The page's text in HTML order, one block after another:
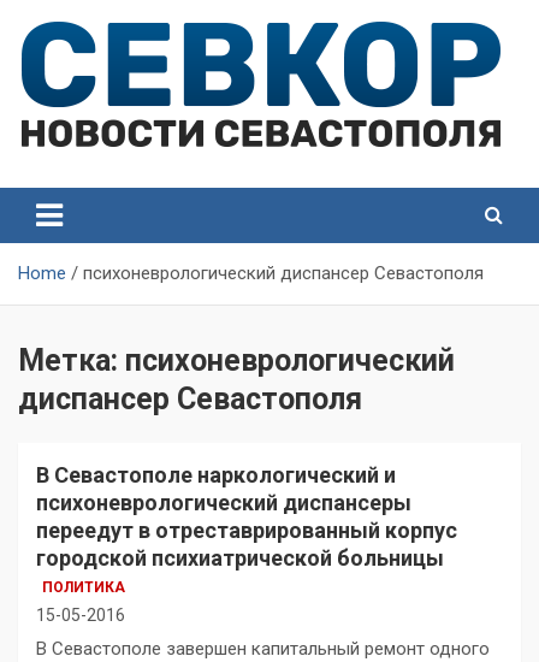
content
Севастополя
Севастополя
Home психоневрологический диспансер Севастополя
Метка: психоневрологический
диспансер Севастополя
В Севастополе наркологический и
психоневрологический диспансеры
переедут в отреставрированный корпус
городской психиатрической больницы
ПОЛИТИКА
15-05-2016
В Севастополе завершен капитальный ремонт одного